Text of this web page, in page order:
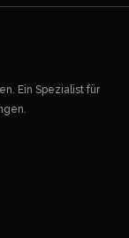
Ein Spezialist für